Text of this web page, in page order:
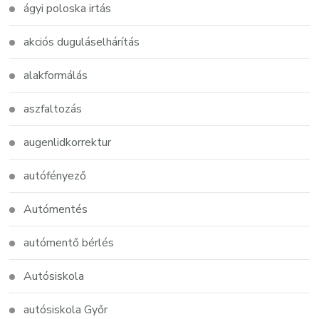
ágyi poloska irtás
akciós duguláselhárítás
alakformálás
aszfaltozás
augenlidkorrektur
autófényező
Autómentés
autómentő bérlés
Autósiskola
autósiskola Győr